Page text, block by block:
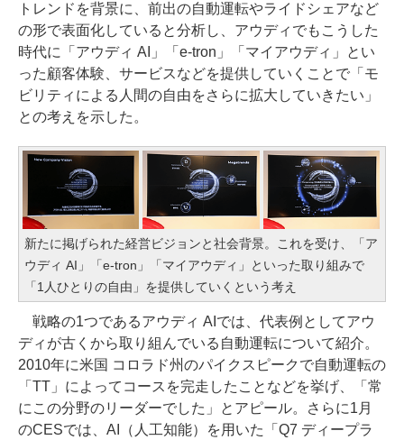
トレンドを背景に、前出の自動運転やライドシェアなど
の形で表面化していると分析し、アウディでもこうした
時代に「アウディ AI」「e-tron」「マイアウディ」とい
った顧客体験、サービスなどを提供していくことで「モ
ビリティによる人間の自由をさらに拡大していきたい」
との考えを示した。
新たに掲げられた経営ビジョンと社会背景。これを受け、「ア
ウディ AI」「e-tron」「マイアウディ」といった取り組みで
「1人ひとりの自由」を提供していくという考え
戦略の1つであるアウディ AIでは、代表例としてアウ
ディが古くから取り組んでいる自動運転について紹介。
2010年に米国 コロラド州のパイクスピークで自動運転の
「TT」によってコースを完走したことなどを挙げ、「常
にこの分野のリーダーでした」とアピール。さらに1月
のCESでは、AI（人工知能）を用いた「Q7 ディープラ